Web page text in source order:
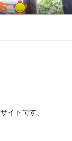
イトです。